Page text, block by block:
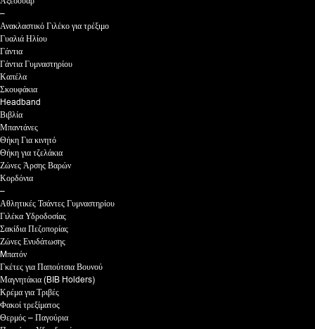
–
Ανακλαστικό Γιλέκο για τρέξιμο
Γυαλιά Ηλίου
Γάντια
Γάντια Γυμναστηρίου
Καπέλα
Σκουφάκια
Headband
Βιβλία
Μπαντάνες
Θήκη Για κινητό
Θήκη για τζελάκια
Ζώνες Άρσης Βαρών
Κορδόνια
–
Αθλητικές Τσάντες Γυμναστηρίου
Γιλέκα Υδροδοσίας
Σακίδια Πεζοπορίας
Ζώνες Ενυδάτωσης
Mπατόν
Γκέτες για Παπούτσια Βουνού
Μαγνητάκια (BIB Holders)
Κρέμα για Τριβές
Φακοί τρεξίματος
Θερμός – Παγούρια